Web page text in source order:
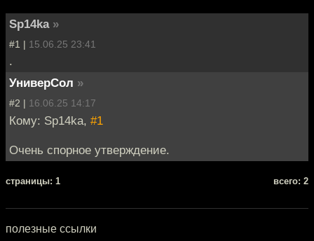
Sp14ka »
#1 | 15.06.25 23:41
.
УниверСол »
#2 | 16.06.25 14:17
Кому: Sp14ka, #1
Очень спорное утверждение.
cтраницы: 1 всего: 2
полезные ссылки